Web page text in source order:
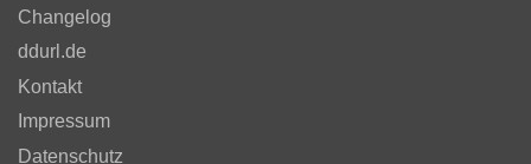
Changelog
ddurl.de
Kontakt
Impressum
Datenschutz